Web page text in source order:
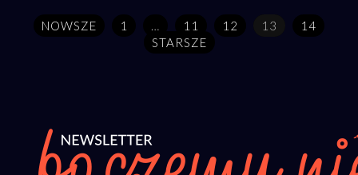
NOWSZE 1 … 11 12 13
14
STARSZE